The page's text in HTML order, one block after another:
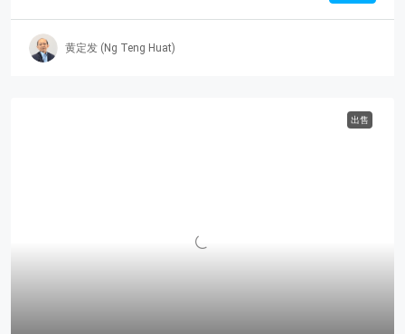
黄定发 (Ng Teng Huat)
出售